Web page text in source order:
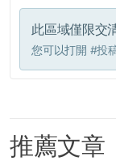
此區域僅限交
您可以打開 #投
推薦文章